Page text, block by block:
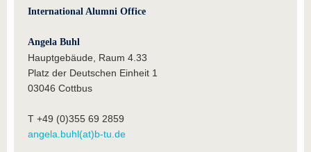
International Alumni Office
Angela Buhl
Hauptgebäude, Raum 4.33
Platz der Deutschen Einheit 1
03046 Cottbus
T +49 (0)355 69 2859
angela.buhl(at)b-tu.de